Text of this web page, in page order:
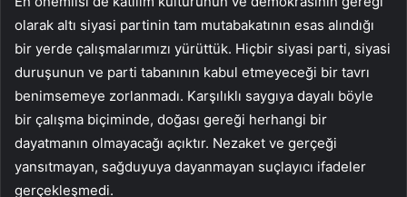
olarak altı siyasi partinin tam mutabakatının esas alındığı
bir yerde çalışmalarımızı yürüttük. Hiçbir siyasi parti, siyasi
duruşunun ve parti tabanının kabul etmeyeceği bir tavrı
benimsemeye zorlanmadı. Karşılıklı saygıya dayalı böyle
bir çalışma biçiminde, doğası gereği herhangi bir
dayatmanın olmayacağı açıktır. Nezaket ve gerçeği
yansıtmayan, sağduyuya dayanmayan suçlayıcı ifadeler
gerçekleşmedi.